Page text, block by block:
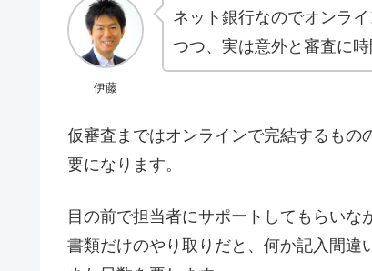
伊藤
ネット銀行なのでオンラ
つつ、実は意外と審査に
仮審査まではオンラインで完結するも
要になります。
目の前で担当者にサポートしてもらいな
書類だけのやり取りだと、何か記入間違